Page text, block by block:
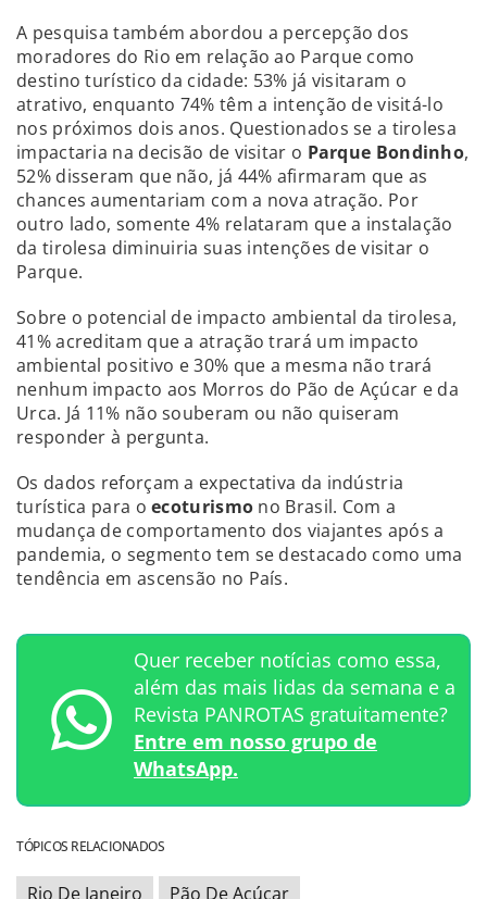
A pesquisa também abordou a percepção dos
moradores do Rio em relação ao Parque como
destino turístico da cidade: 53% já visitaram o
atrativo, enquanto 74% têm a intenção de visitá-lo
nos próximos dois anos. Questionados se a tirolesa
impactaria na decisão de visitar o Parque Bondinho,
52% disseram que não, já 44% afirmaram que as
chances aumentariam com a nova atração. Por
outro lado, somente 4% relataram que a instalação
da tirolesa diminuiria suas intenções de visitar o
Parque.
Sobre o potencial de impacto ambiental da tirolesa,
41% acreditam que a atração trará um impacto
ambiental positivo e 30% que a mesma não trará
nenhum impacto aos Morros do Pão de Açúcar e da
Urca. Já 11% não souberam ou não quiseram
responder à pergunta.
Os dados reforçam a expectativa da indústria
turística para oecoturismo no Brasil. Com a
mudança de comportamento dos viajantes após a
pandemia, o segmento tem se destacado como uma
tendência em ascensão no País.
Quer receber notícias como essa,
além das mais lidas da semana e a
Revista PANROTAS gratuitamente?
Entre em nosso grupo de
WhatsApp.
TÓPICOS RELACIONADOS
Rio De Janeiro Pão De Açúcar